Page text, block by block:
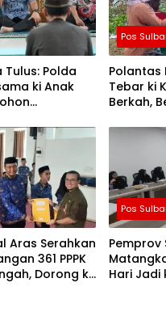
Tulus: Polda
ki Anak
Pos
Polantas
Tebar ki
Berkah,
Aras Serahkan
361 PPPK
Dorong ki
Pos
Pemprov
Hari Jadi